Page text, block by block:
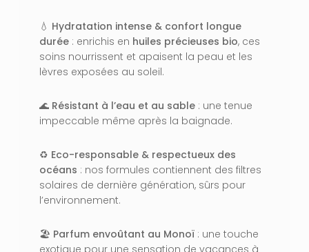
💧 Hydratation intense & confort longue
durée: enrichis en huiles précieuses bio, ces
soins nourrissent et apaisent la peau et les
lèvres exposées au soleil.
🌊 Résistant à l’eau et au sable: une tenue
impeccable même après la baignade.
♻️ Eco-responsable & respectueux des
océans : nos formules contiennent des filtres
solaires de dernière génération, sûrs pour
l’environnement.
🏖️ Parfum envoûtant au Monoï: une touche
exotique pour une sensation de vacances à